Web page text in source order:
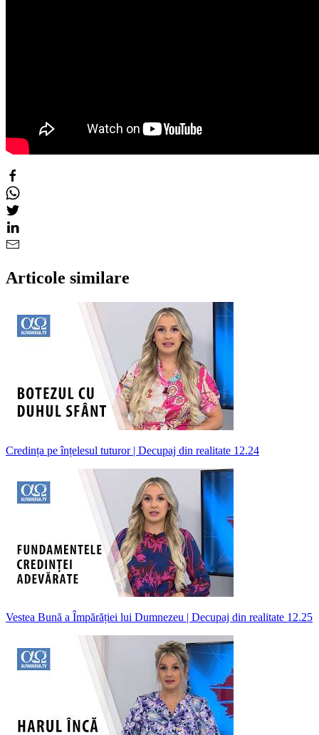
Articole similare
Credința pe înțelesul tuturor | Decupaj din realitate 12.24
Vestea Bună a Împărăției lui Dumnezeu | Decupaj din realitate 12.25